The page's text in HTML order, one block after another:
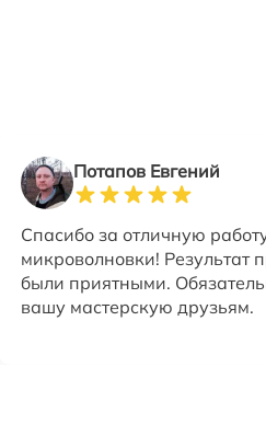
Потапов Евгений
Спасибо за отличную
микроволновки!
были приятными.
вашу мастерскую друзьям.